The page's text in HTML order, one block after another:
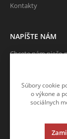
Kontakty
NAPÍŠTE NÁM
Chcete nám niečo
shope? Neváhajte
CHCEM
Táto stránka
Súbory cookie
o výkone a
sociálnych